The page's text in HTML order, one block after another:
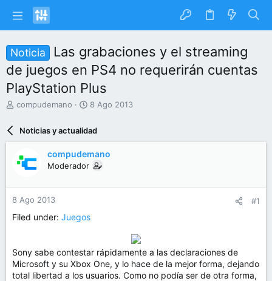
Noticia
Las grabaciones y el streaming
de juegos en PS4 no requerirán cuentas
PlayStation Plus
I
a
r
d
e
m
a
compudemano
F
h
d
e
n
8 Ago 2013
Noticias y actualidad
compudemano
Moderador
8 Ago 2013 #1
Filed under: Juegos
Sony sabe contestar rápidamente a las declaraciones de
Microsoft y su Xbox One, y lo hace de la mejor forma, dejando
total libertad a los usuarios. Como no podía ser de otra forma,